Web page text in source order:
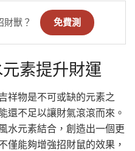
財獸？ 免費測
素提升財運
祥物是不可或缺的元素之
還不足以讓財氣滾滾而來。
水元素結合，創造出一個更
僅能夠增強招財鼠的效果，